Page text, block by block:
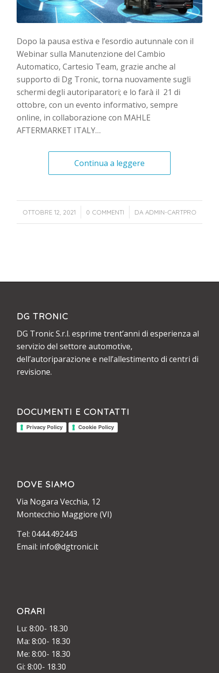
Dopo la pausa estiva e l’esordio autunnale con il
Webinar sulla Manutenzione del Cambio
Automatico, Cartesio Team, grazie anche al
supporto di Dg Tronic, torna nuovamente sugli
schermi degli autoriparatori; e lo farà il 21 di
ottobre, con un evento informativo, sempre
online, in collaborazione con MAHLE
AFTERMARKET ITALY…
Continua a leggere
OTTOBRE 12, 2021
/ 0 COMMENTI
/ DA ADMIN-CARTPRO
DG TRONIC
DG Tronic S.r.l. esprime trent’anni di esperienza al
servizio del settore automotive,
dell’autoriparazione e nell’allestimento di centri di
revisione.
DOCUMENTI E CONTATTI
Privacy Policy Cookie Policy
DOVE SIAMO
Via Nogara Vecchia, 12
Montecchio Maggiore (VI)
Tel: 0444.492443
Email: info@dgtronic.it
ORARI
Lu: 8:00- 18.30
Ma: 8:00- 18.30
Me: 8:00- 18.30
Gi: 8:00- 18.30